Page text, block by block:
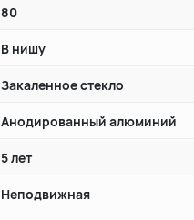
80
В нишу
Закаленное стекло
Анодированный алюминий
5 лет
Неподвижная